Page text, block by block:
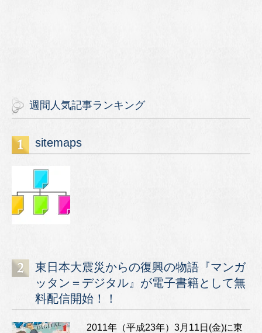
週間人気記事ランキング
sitemaps
東日本大震災からの復興の物語『マンガ
ッタン＝デジタル』が電子書籍として無
料配信開始！！
2011年（平成23年）3月11日(金)に東